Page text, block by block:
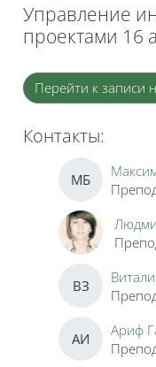
Управление
проектами 16
Блоки
Перейти к записи
Контакты:
МБ
ВЗ
АИ
Ариф